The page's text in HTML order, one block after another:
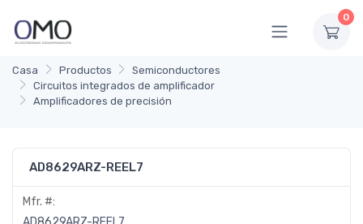
0
Casa Productos
Semiconductores
Circuitos integrados de amplificador
Amplificadores de precisión
AD8629ARZ-REEL7
Mfr. #: